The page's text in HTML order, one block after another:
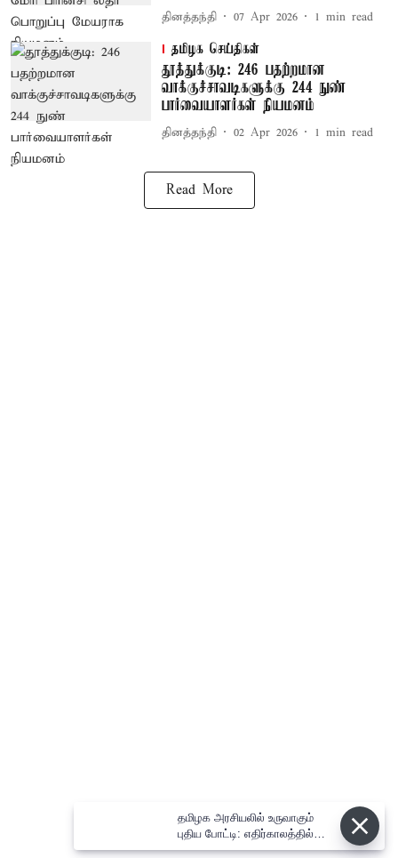
தினத்தந்தி 07 Apr 2026 1 min read
தமிழக செய்திகள்
தூத்துக்குடி: 246 பதற்றமான
வாக்குச்சாவடிகளுக்கு 244 நுண்
பார்வையாளர்கள் நியமனம்
தினத்தந்தி 02 Apr 2026 1 min read
Read More
தமிழக அரசியலில் உருவாகும் புதிய
போட்டி: எதிர்காலத்தில்
விஜய்க்கும், தனுசுக்கும்